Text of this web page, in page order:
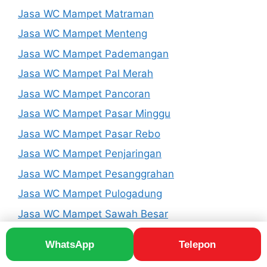
WhatsApp Telepon
Jasa WC Mampet Matraman
Jasa WC Mampet Menteng
Jasa WC Mampet Pademangan
Jasa WC Mampet Pal Merah
Jasa WC Mampet Pancoran
Jasa WC Mampet Pasar Minggu
Jasa WC Mampet Pasar Rebo
Jasa WC Mampet Penjaringan
Jasa WC Mampet Pesanggrahan
Jasa WC Mampet Pulogadung
Jasa WC Mampet Sawah Besar
Jasa WC Mampet Senen
Jasa WC Mampet Setiabudi